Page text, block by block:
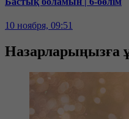
10 ноября, 09:51
Назарларыңызға